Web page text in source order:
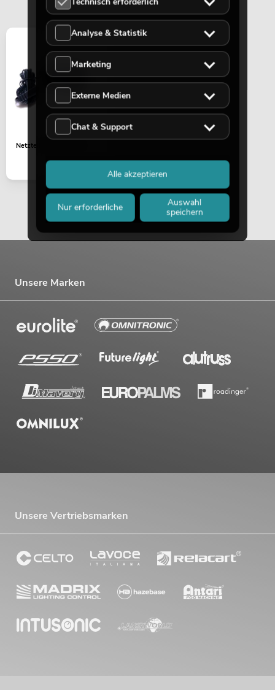
Netzteil 12V/0,8A AC
Unsere Marken
Unsere Vertriebsmarken
Analyse & Statistik
Marketing
Externe Medien
Chat & Support
Nur erforderliche
Auswahl
speichern
Alle akzeptieren